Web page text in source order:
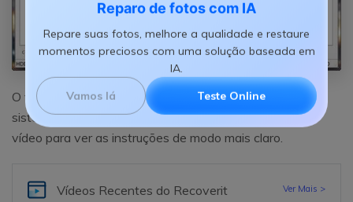
Reparo de fotos com IA
Repare suas fotos, melhore a qualidade e restaure
momentos preciosos com uma solução baseada em
IA.
Vamos lá
Teste Online
O vídeo a seguir fala sobre como formatar o HD nos
sistemas operacionais Windows e Mac. Reproduza o
vídeo para ver as instruções de modo mais claro.
Vídeos Recentes do Recoverit Ver Mais >